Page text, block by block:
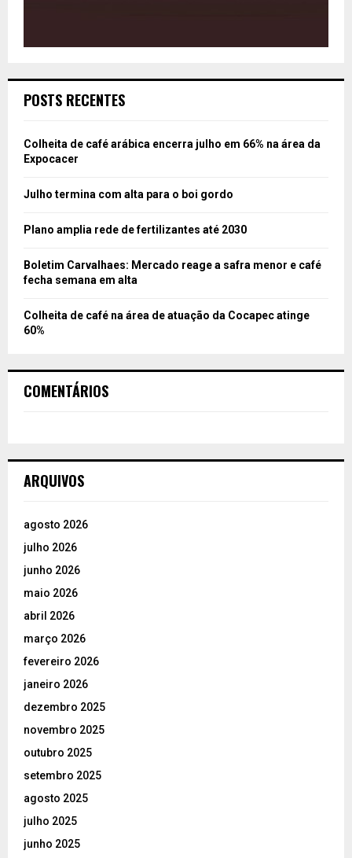
POSTS RECENTES
Colheita de café arábica encerra julho em 66% na área da
Expocacer
Julho termina com alta para o boi gordo
Plano amplia rede de fertilizantes até 2030
Boletim Carvalhaes: Mercado reage a safra menor e café
fecha semana em alta
Colheita de café na área de atuação da Cocapec atinge
60%
COMENTÁRIOS
ARQUIVOS
agosto 2026
julho 2026
junho 2026
maio 2026
abril 2026
março 2026
fevereiro 2026
janeiro 2026
dezembro 2025
novembro 2025
outubro 2025
setembro 2025
agosto 2025
julho 2025
junho 2025